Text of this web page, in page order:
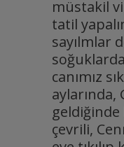
müstakil
tatil
sayılmlar
soğuklarda
canımız
aylarında,
çevrili,